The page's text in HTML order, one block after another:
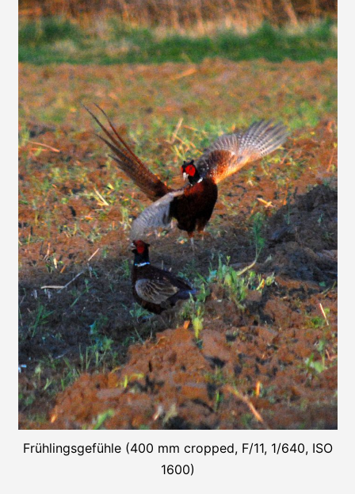
Frühlingsgefühle (400 mm cropped, F/11, 1/640, ISO
1600)